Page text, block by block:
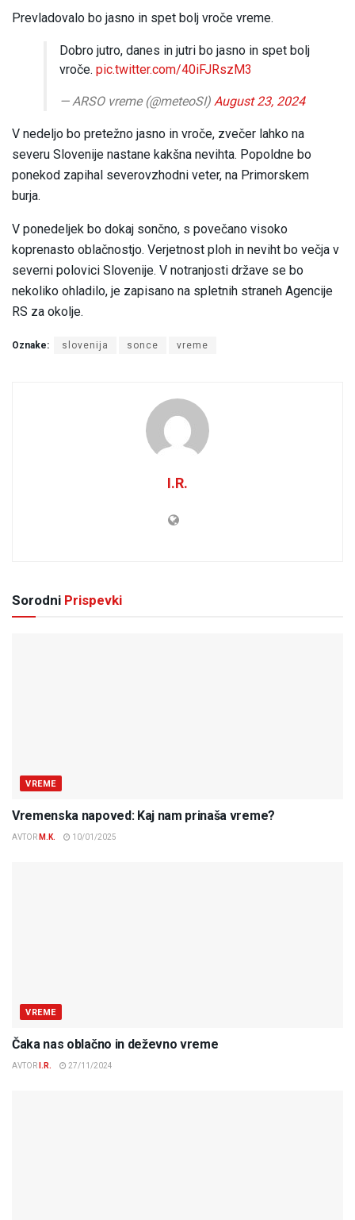
Prevladovalo bo jasno in spet bolj vroče vreme.
Dobro jutro, danes in jutri bo jasno in spet bolj
vroče. pic.twitter.com/40iFJRszM3
— ARSO vreme (@meteoSI) August 23, 2024
V nedeljo bo pretežno jasno in vroče, zvečer lahko na
severu Slovenije nastane kakšna nevihta. Popoldne bo
ponekod zapihal severovzhodni veter, na Primorskem
burja.
V ponedeljek bo dokaj sončno, s povečano visoko
koprenasto oblačnostjo. Verjetnost ploh in neviht bo večja v
severni polovici Slovenije. V notranjosti države se bo
nekoliko ohladilo, je zapisano na spletnih straneh Agencije
RS za okolje.
Oznake: slovenija sonce vreme
I.R.
Sorodni Prispevki
VREME
Vremenska napoved: Kaj nam prinaša vreme?
AVTOR M.K. 10/01/2025
VREME
Čaka nas oblačno in deževno vreme
AVTOR I.R. 27/11/2024